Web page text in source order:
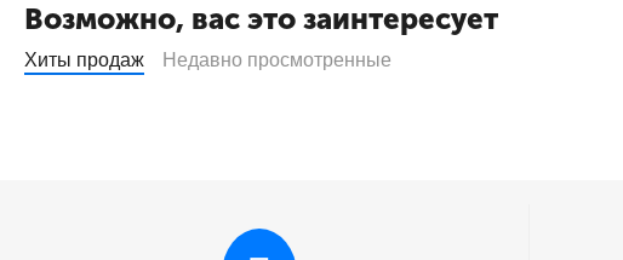
Возможно, вас это заинтересует
Хиты продаж Недавно просмотренные